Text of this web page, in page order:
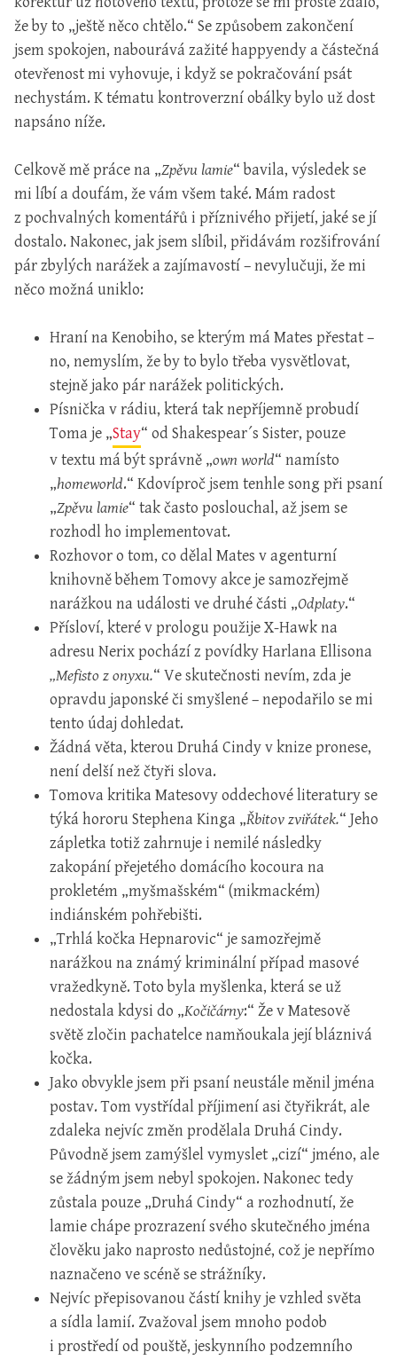
že by to „ještě něco chtělo.“ Se způsobem zakončení
jsem spokojen, nabourává zažité happyendy a částečná
otevřenost mi vyhovuje, i když se pokračování psát
nechystám. K tématu kontroverzní obálky bylo už dost
napsáno níže.
Celkově mě práce na „Zpěvu lamie“ bavila, výsledek se
mi líbí a doufám, že vám všem také. Mám radost
z pochvalných komentářů i příznivého přijetí, jaké se jí
dostalo. Nakonec, jak jsem slíbil, přidávám rozšifrování
pár zbylých narážek a zajímavostí – nevylučuji, že mi
něco možná uniklo:
Hraní na Kenobiho, se kterým má Mates přestat –
no, nemyslím, že by to bylo třeba vysvětlovat,
stejně jako pár narážek politických.
Písnička v rádiu, která tak nepříjemně probudí
Toma je „Stay“ od Shakespear´s Sister, pouze
v textu má být správně „own world“ namísto
„homeworld.“ Kdovíproč jsem tenhle song při psaní
„Zpěvu lamie“ tak často poslouchal, až jsem se
rozhodl ho implementovat.
Rozhovor o tom, co dělal Mates v agenturní
knihovně během Tomovy akce je samozřejmě
narážkou na události ve druhé části „Odplaty.“
Přísloví, které v prologu použije X-Hawk na
adresu Nerix pochází z povídky Harlana Ellisona
„Mefisto z onyxu.“ Ve skutečnosti nevím, zda je
opravdu japonské či smyšlené – nepodařilo se mi
tento údaj dohledat.
Žádná věta, kterou Druhá Cindy v knize pronese,
není delší než čtyři slova.
Tomova kritika Matesovy oddechové literatury se
týká hororu Stephena Kinga „Řbitov zviřátek.“ Jeho
zápletka totiž zahrnuje i nemilé následky
zakopání přejetého domácího kocoura na
prokletém „myšmašském“ (mikmackém)
indiánském pohřebišti.
„Trhlá kočka Hepnarovic“ je samozřejmě
narážkou na známý kriminální případ masové
vražedkyně. Toto byla myšlenka, která se už
nedostala kdysi do „Kočičárny:“ Že v Matesově
světě zločin pachatelce namňoukala její bláznivá
kočka.
Jako obvykle jsem při psaní neustále měnil jména
postav. Tom vystřídal příjimení asi čtyřikrát, ale
zdaleka nejvíc změn prodělala Druhá Cindy.
Původně jsem zamýšlel vymyslet „cizí“ jméno, ale
se žádným jsem nebyl spokojen. Nakonec tedy
zůstala pouze „Druhá Cindy“ a rozhodnutí, že
lamie chápe prozrazení svého skutečného jména
člověku jako naprosto nedůstojné, což je nepřímo
naznačeno ve scéně se strážníky.
Nejvíc přepisovanou částí knihy je vzhled světa
a sídla lamií. Zvažoval jsem mnoho podob
i prostředí od pouště, jeskynního podzemního